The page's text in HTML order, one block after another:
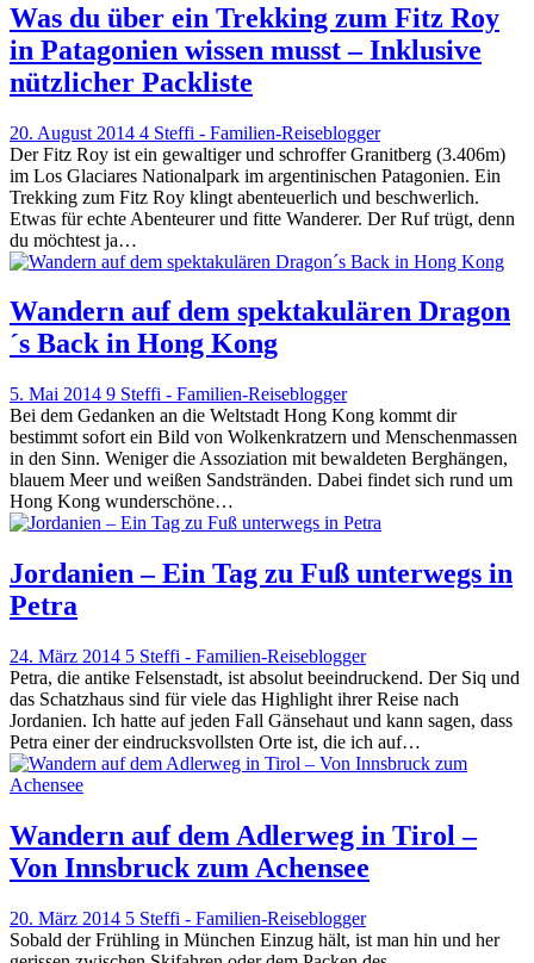
Was du über ein Trekking zum Fitz Roy
in Patagonien wissen musst – Inklusive
nützlicher Packliste
20. August 2014 4 Steffi - Familien-Reiseblogger
Der Fitz Roy ist ein gewaltiger und schroffer Granitberg (3.406m)
im Los Glaciares Nationalpark im argentinischen Patagonien. Ein
Trekking zum Fitz Roy klingt abenteuerlich und beschwerlich.
Etwas für echte Abenteurer und fitte Wanderer. Der Ruf trügt, denn
du möchtest ja…
Wandern auf dem spektakulären Dragon
´s Back in Hong Kong
5. Mai 2014 9 Steffi - Familien-Reiseblogger
Bei dem Gedanken an die Weltstadt Hong Kong kommt dir
bestimmt sofort ein Bild von Wolkenkratzern und Menschenmassen
in den Sinn. Weniger die Assoziation mit bewaldeten Berghängen,
blauem Meer und weißen Sandstränden. Dabei findet sich rund um
Hong Kong wunderschöne…
Jordanien – Ein Tag zu Fuß unterwegs in
Petra
24. März 2014 5 Steffi - Familien-Reiseblogger
Petra, die antike Felsenstadt, ist absolut beeindruckend. Der Siq und
das Schatzhaus sind für viele das Highlight ihrer Reise nach
Jordanien. Ich hatte auf jeden Fall Gänsehaut und kann sagen, dass
Petra einer der eindrucksvollsten Orte ist, die ich auf…
Wandern auf dem Adlerweg in Tirol –
Von Innsbruck zum Achensee
20. März 2014 5 Steffi - Familien-Reiseblogger
Sobald der Frühling in München Einzug hält, ist man hin und her